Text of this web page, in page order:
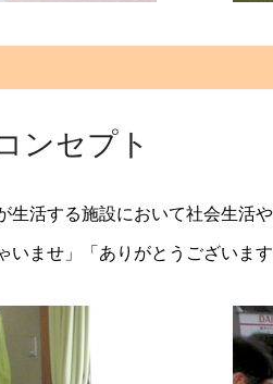
ンセプト
生活する施設において社会生活
いませ」「ありがとうございます